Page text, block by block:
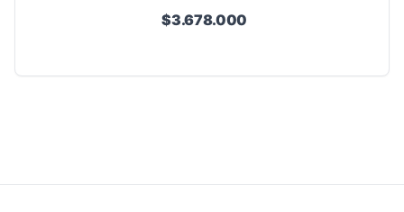
$3.678.000